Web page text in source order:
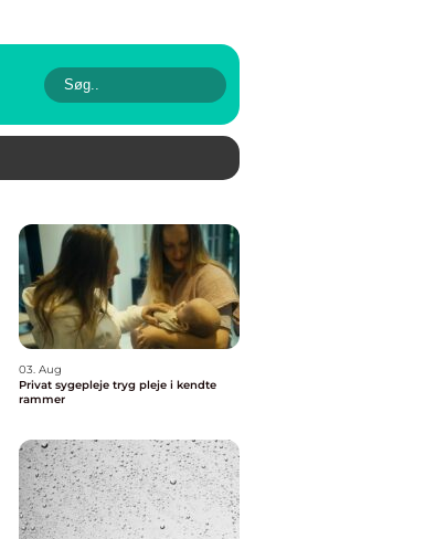
03. Aug
Privat sygepleje tryg pleje i kendte
rammer